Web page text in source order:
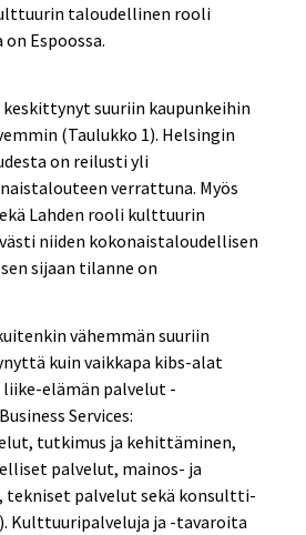
taloudellinen rooli
Espoossa.
keskittynyt suuriin kaupunkeihin
(Taulukko 1). Helsingin
on reilusti yli
verrattuna. Myös
Lahden rooli kulttuurin
niiden kokonaistaloudellisen
sijaan tilanne on
vähemmän suuriin
kuin vaikkapa kibs-alat
elämän palvelut -
Services:
tutkimus ja kehittäminen,
palvelut, mainos- ja
palvelut sekä konsultti-
Kulttuuripalveluja ja -tavaroita